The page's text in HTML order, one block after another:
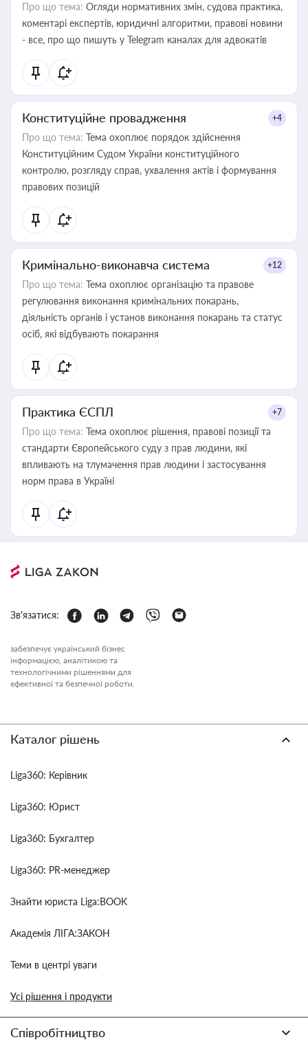
Про що тема: Огляди нормативних змін, судова практика,
коментарі експертів, юридичні алгоритми, правові новини
- все, про що пишуть у Telegram каналах для адвокатів
Конституційне провадження +4
Про що тема: Тема охоплює порядок здійснення
Конституційним Судом України конституційного
контролю, розгляду справ, ухвалення актів і формування
правових позицій
Кримінально-виконавча система +12
Про що тема: Тема охоплює організацію та правове
регулювання виконання кримінальних покарань,
діяльність органів і установ виконання покарань та статус
осіб, які відбувають покарання
Практика ЄСПЛ +7
Про що тема: Тема охоплює рішення, правові позиції та
стандарти Європейського суду з прав людини, які
впливають на тлумачення прав людини і застосування
норм права в Україні
Зв'язатися:
забезпечує український бізнес
інформацією, аналітикою та
технологічними рішеннями для
ефективної та безпечної роботи.
Каталог рішень
Liga360: Керівник
Liga360: Юрист
Liga360: Бухгалтер
Liga360: PR-менеджер
Знайти юриста Liga:BOOK
Академія ЛІГА:ЗАКОН
Теми в центрі уваги
Усі рішення і продукти
Співробітництво